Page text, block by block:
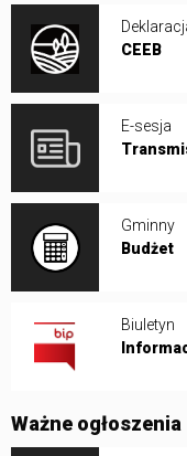
CEEB
E-sesja
Gminny
Budżet
Biuletyn
Ważne ogłoszenia